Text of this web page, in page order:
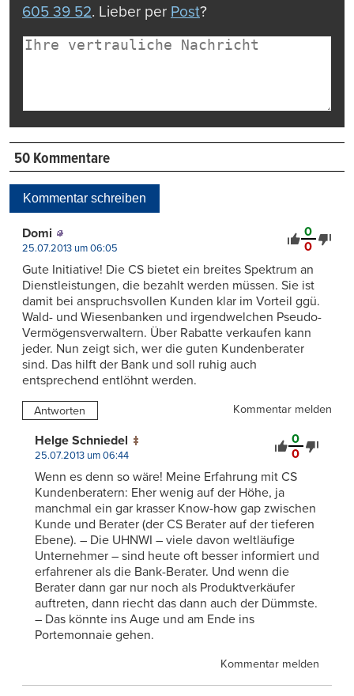
605 39 52. Lieber per Post?
50 Kommentare
Kommentar schreiben
0
0
Domi
25.07.2013 um 06:05
Gute Initiative! Die CS bietet ein breites Spektrum an
Dienstleistungen, die bezahlt werden müssen. Sie ist
damit bei anspruchsvollen Kunden klar im Vorteil ggü.
Wald- und Wiesenbanken und irgendwelchen Pseudo-
Vermögensverwaltern. Über Rabatte verkaufen kann
jeder. Nun zeigt sich, wer die guten Kundenberater
sind. Das hilft der Bank und soll ruhig auch
entsprechend entlöhnt werden.
Antworten Kommentar melden
0
0
Helge Schniedel
25.07.2013 um 06:44
Wenn es denn so wäre! Meine Erfahrung mit CS
Kundenberatern: Eher wenig auf der Höhe, ja
manchmal ein gar krasser Know-how gap zwischen
Kunde und Berater (der CS Berater auf der tieferen
Ebene). – Die UHNWI – viele davon weltläufige
Unternehmer – sind heute oft besser informiert und
erfahrener als die Bank-Berater. Und wenn die
Berater dann gar nur noch als Produktverkäufer
auftreten, dann riecht das dann auch der Dümmste.
– Das könnte ins Auge und am Ende ins
Portemonnaie gehen.
Kommentar melden